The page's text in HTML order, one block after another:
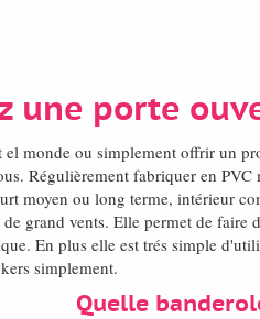
une porte
el monde ou simplement offrir un
Régulièrement fabriquer en
moyen ou long terme, intérieur
grand vents. Elle permet de faire
En plus elle est trés simple
simplement.
Quelle